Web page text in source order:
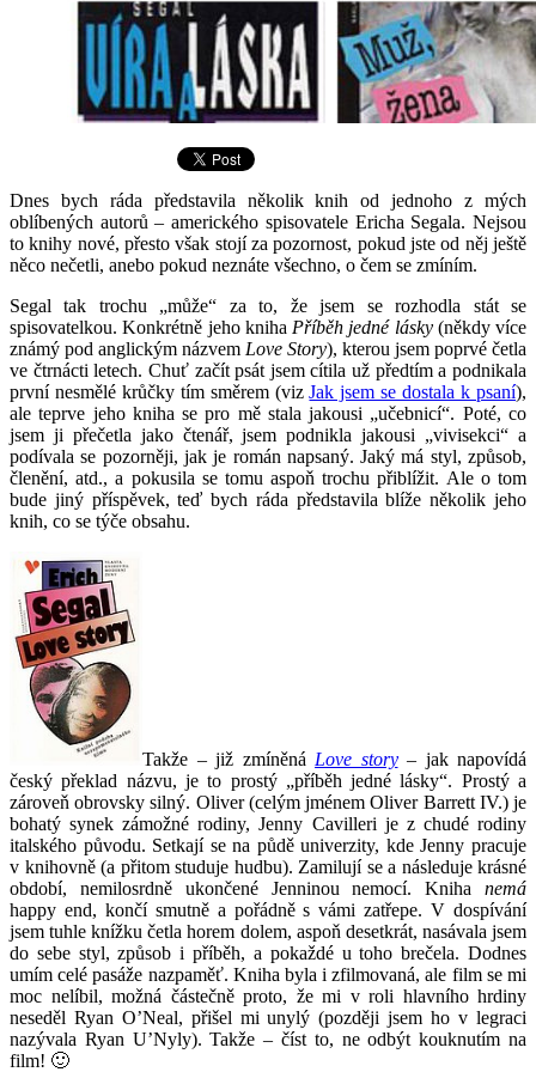
Dnes bych ráda představila několik knih od jednoho z mých
oblíbených autorů – amerického spisovatele Ericha Segala. Nejsou
to knihy nové, přesto však stojí za pozornost, pokud jste od něj ještě
něco nečetli, anebo pokud neznáte všechno, o čem se zmíním.
Segal tak trochu „může“ za to, že jsem se rozhodla stát se
spisovatelkou. Konkrétně jeho kniha Příběh jedné lásky(někdy více
známý pod anglickým názvem Love Story), kterou jsem poprvé četla
ve čtrnácti letech. Chuť začít psát jsem cítila už předtím a podnikala
první nesmělé krůčky tím směrem (vizJak jsem se dostala k psaní),
ale teprve jeho kniha se pro mě stala jakousi „učebnicí“. Poté, co
jsem ji přečetla jako čtenář, jsem podnikla jakousi „vivisekci“ a
podívala se pozorněji, jak je román napsaný. Jaký má styl, způsob,
členění, atd., a pokusila se tomu aspoň trochu přiblížit. Ale o tom
bude jiný příspěvek, teď bych ráda představila blíže několik jeho
knih, co se týče obsahu.
Takže – již zmíněná Love story– jak napovídá
český překlad názvu, je to prostý „příběh jedné lásky“. Prostý a
zároveň obrovsky silný. Oliver (celým jménem Oliver Barrett IV.) je
bohatý synek zámožné rodiny, Jenny Cavilleri je z chudé rodiny
italského původu. Setkají se na půdě univerzity, kde Jenny pracuje
v knihovně (a přitom studuje hudbu). Zamilují se a následuje krásné
období, nemilosrdně ukončené Jenninou nemocí. Kniha nemá
happy end, končí smutně a pořádně s vámi zatřepe. V dospívání
jsem tuhle knížku četla horem dolem, aspoň desetkrát, nasávala jsem
do sebe styl, způsob i příběh, a pokaždé u toho brečela. Dodnes
umím celé pasáže nazpaměť. Kniha byla i zfilmovaná, ale film se mi
moc nelíbil, možná částečně proto, že mi v roli hlavního hrdiny
neseděl Ryan O’Neal, přišel mi unylý (později jsem ho v legraci
nazývala Ryan U’Nyly). Takže – číst to, ne odbýt kouknutím na
film! 🙂